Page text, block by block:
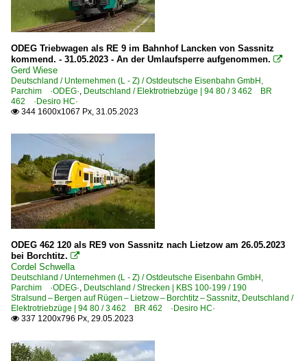
ODEG Triebwagen als RE 9 im Bahnhof Lancken von Sassnitz
kommend. - 31.05.2023 - An der Umlaufsperre aufgenommen. 
Gerd Wiese
Deutschland / Unternehmen (L - Z) / Ostdeutsche Eisenbahn GmbH,
Parchim ·ODEG·, Deutschland / Elektrotriebzüge | 94 80 / 3 462 BR
462 ·Desiro HC·
 344 1600x1067 Px, 31.05.2023
ODEG 462 120 als RE9 von Sassnitz nach Lietzow am 26.05.2023
bei Borchtitz. 
Cordel Schwella
Deutschland / Unternehmen (L - Z) / Ostdeutsche Eisenbahn GmbH,
Parchim ·ODEG·, Deutschland / Strecken | KBS 100-199 / 190
Stralsund – Bergen auf Rügen – Lietzow – Borchtitz – Sassnitz, Deutschland /
Elektrotriebzüge | 94 80 / 3 462 BR 462 ·Desiro HC·
 337 1200x796 Px, 29.05.2023